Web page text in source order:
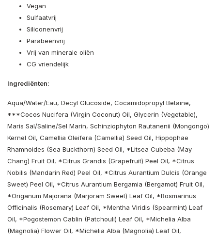
Vegan
Sulfaatvrij
Siliconenvrij
Parabeenvrij
Vrij van minerale oliën
CG vriendelijk
Ingrediënten:
Aqua/Water/Eau, Decyl Glucoside, Cocamidopropyl Betaine,
***Cocos Nucifera (Virgin Coconut) Oil, Glycerin (Vegetable),
Maris Sal/Saline/Sel Marin, Schinziophyton Rautanenii (Mongongo)
Kernel Oil, Camellia Oleifera (Camellia) Seed Oil, Hippophae
Rhamnoides (Sea Buckthorn) Seed Oil, *Litsea Cubeba (May
Chang) Fruit Oil, *Citrus Grandis (Grapefruit) Peel Oil, *Citrus
Nobilis (Mandarin Red) Peel Oil, *Citrus Aurantium Dulcis (Orange
Sweet) Peel Oil, *Citrus Aurantium Bergamia (Bergamot) Fruit Oil,
*Origanum Majorana (Marjoram Sweet) Leaf Oil, *Rosmarinus
Officinalis (Rosemary) Leaf Oil, *Mentha Viridis (Spearmint) Leaf
Oil, *Pogostemon Cablin (Patchouli) Leaf Oil, *Michelia Alba
(Magnolia) Flower Oil, *Michelia Alba (Magnolia) Leaf Oil,